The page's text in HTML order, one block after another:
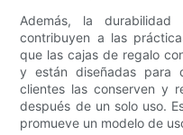
Además, la
contribuyen a las
que las cajas de regalo
y están diseñadas para
clientes las conserven y
después de un solo uso.
promueve un modelo de